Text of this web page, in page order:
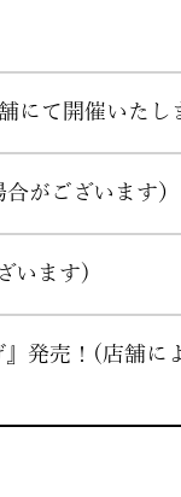
にて開催いたし
がございます）
います)
発売！(店舗に